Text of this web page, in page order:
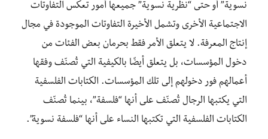
نسوية” أو حتى “نظرية نسوية” جميعها أمور تعكس التفاوتات
الاجتماعية الأخرى وتشمل الأخيرة التفاوتات الموجودة في مجال
إنتاج المعرفة. لا يتعلق الأمر فقط بحرمان بعض الفئات من
دخول المؤسسات، بل يتعلق أيضًا بالكيفية التي تُصنّف وفقها
أعمالهم فور دخولهم إلى تلك المؤسسات. الكتابات الفلسفية
التي يكتبها الرجال تُصنّف على أنها “فلسفة”، بينما تُصنّف
الكتابات الفلسفية التي تكتبها النساء على أنها “فلسفة نسوية”.